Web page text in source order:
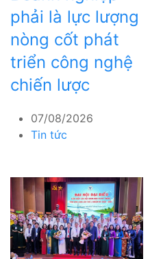
phải là lực lượng
nòng cốt phát
triển công nghệ
chiến lược
07/08/2026
Tin tức